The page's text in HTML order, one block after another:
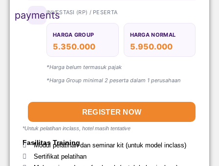
paymentsINVESTASI (RP) / PESERTA
HARGA GROUP
5.350.000
HARGA NORMAL
5.950.000
*Harga belum termasuk pajak
*Harga Group minimal 2 peserta dalam 1 perusahaan
REGISTER NOW
*Untuk pelatihan inclass, hotel masih tentative
Fasilitas Training
Modul pelatihan dan seminar kit (untuk model inclass)
Sertifikat pelatihan